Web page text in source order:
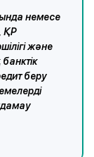
немесе
ҚР
және
беру